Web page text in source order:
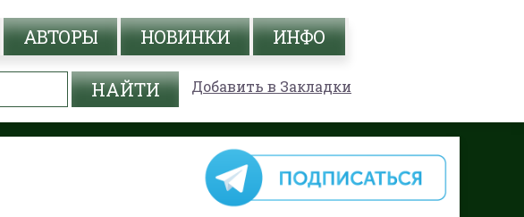
АВТОРЫ НОВИНКИ ИНФО
Добавить в Закладки